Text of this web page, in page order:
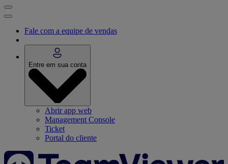
Fale com a equipe de vendas
Entre em sua conta
Abrir app web
Management Console
Ticket
Portal do cliente